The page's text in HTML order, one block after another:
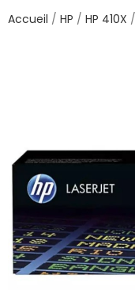
Accueil HP HP 410X